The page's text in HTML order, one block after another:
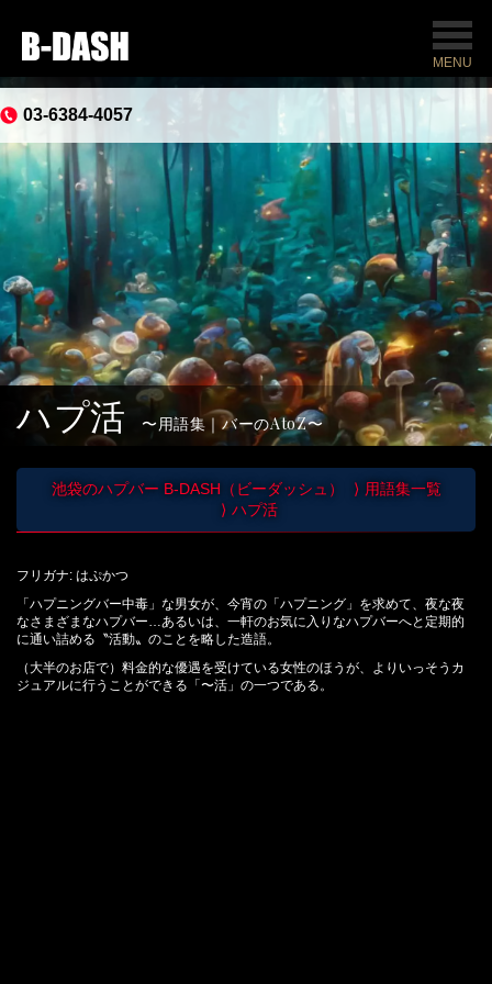
MENU
03-6384-4057
ハプ活 用語集｜バーのAtoZ
池袋のハプバー B-DASH（ビーダッシュ）
用語集一覧
ハプ活
フリガナ: はぷかつ
「ハプニングバー中毒」な男女が、今宵の「ハプニング」を求めて、夜な夜
なさまざまなハプバー…あるいは、一軒のお気に入りなハプバーへと定期的
に通い詰める〝活動〟のことを略した造語。
（大半のお店で）料金的な優遇を受けている女性のほうが、よりいっそうカ
ジュアルに行うことができる「〜活」の一つである。